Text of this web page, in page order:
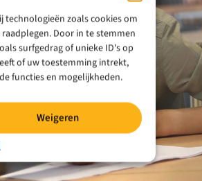
technologieën zoals cookies om
Door in te stemmen
surfgedrag of unieke ID's op
of uw toestemming intrekt,
functies en mogelijkheden.
Weigeren